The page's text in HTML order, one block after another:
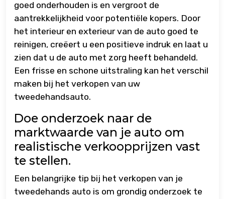
goed onderhouden is en vergroot de
aantrekkelijkheid voor potentiële kopers. Door
het interieur en exterieur van de auto goed te
reinigen, creëert u een positieve indruk en laat u
zien dat u de auto met zorg heeft behandeld.
Een frisse en schone uitstraling kan het verschil
maken bij het verkopen van uw
tweedehandsauto.
Doe onderzoek naar de
marktwaarde van je auto om
realistische verkoopprijzen vast
te stellen.
Een belangrijke tip bij het verkopen van je
tweedehands auto is om grondig onderzoek te